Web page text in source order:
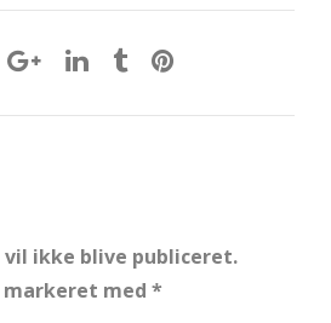
vil ikke blive publiceret.
med *